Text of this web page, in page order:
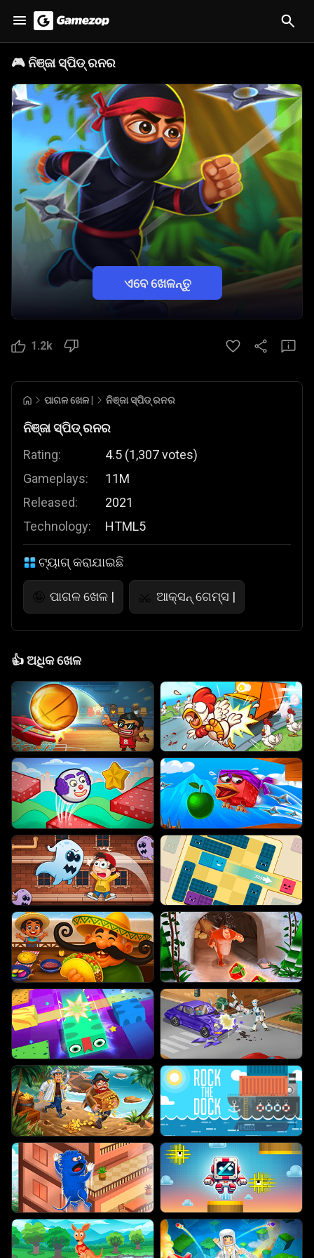
🎮ନିଞ୍ଜା ସ୍ପିଡ୍ ରନର
ଏବେ ଖେଳନ୍ତୁ
1.2k
ପାଗଳ ଖେଳ | ନିଞ୍ଜା ସ୍ପିଡ୍ ରନର
ନିଞ୍ଜା ସ୍ପିଡ୍ ରନର
Rating:
Gameplays:
Released:
Technology:
4.5 (1,307votes)
11M
2021
HTML5
ଟ୍ୟାଗ୍ କରାଯାଇଛି
🤪 ପାଗଳ ଖେଳ | ⚔️ ଆକ୍ସନ୍ ଗେମ୍ସ |
👍ଅଧିକ ଖେଳ